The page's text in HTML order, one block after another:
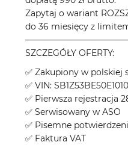
Zapytaj o wariant
do 36 miesięcy z
SZCZEGÓŁY OFERTY:
✅ Zakupiony w polskiej
✅ VIN:
✅ Pierwsza rejestracja
✅ Serwisowany w ASO
✅ Pisemne
✅ Faktura VAT